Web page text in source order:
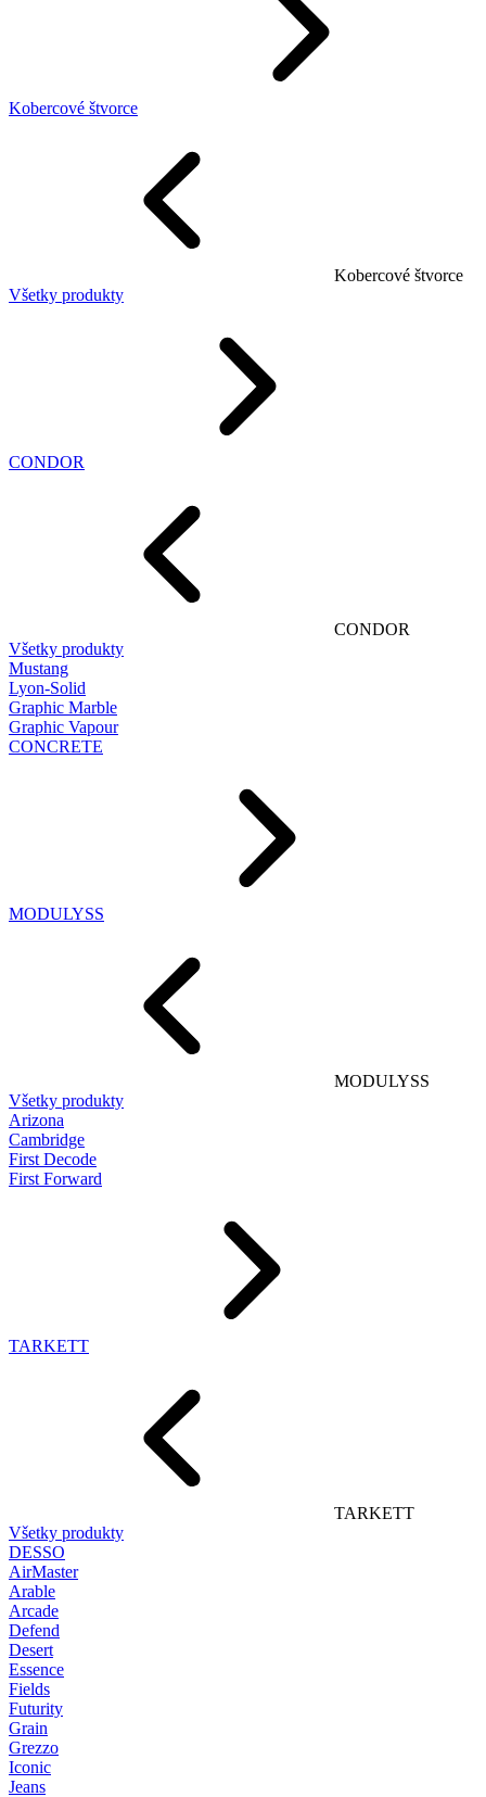
Kobercové štvorce
Kobercové štvorce
Všetky produkty
CONDOR
CONDOR
Všetky produkty
Mustang
Lyon-Solid
Graphic Marble
Graphic Vapour
CONCRETE
MODULYSS
MODULYSS
Všetky produkty
Arizona
Cambridge
First Decode
First Forward
TARKETT
TARKETT
Všetky produkty
DESSO
AirMaster
Arable
Arcade
Defend
Desert
Essence
Fields
Futurity
Grain
Grezzo
Iconic
Jeans